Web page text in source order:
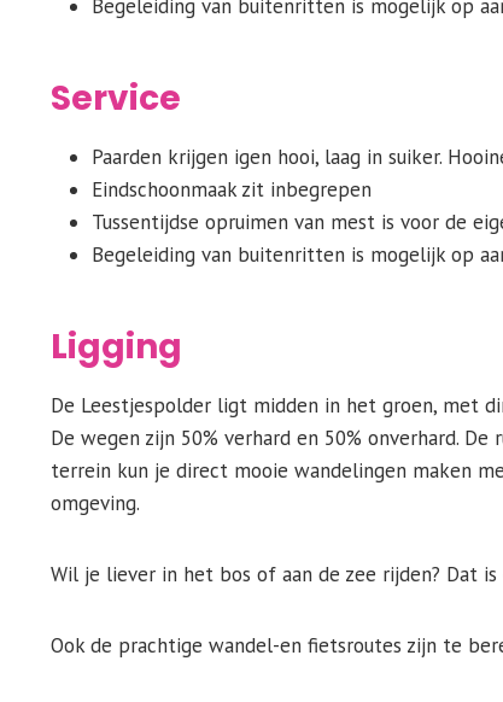
Begeleiding van buitenritten is mogelijk op
Service
Paarden krijgen igen hooi, laag in suiker.
Eindschoonmaak zit inbegrepen
Tussentijdse opruimen van mest is voor de
Begeleiding van buitenritten is mogelijk op
Ligging
De Leestjespolder ligt midden in het groen, met
De wegen zijn 50% verhard en 50% onverhard.
terrein kun je direct mooie wandelingen maken
omgeving.
Wil je liever in het bos of aan de zee rijden? Dat
Ook de prachtige wandel-en fietsroutes zijn te